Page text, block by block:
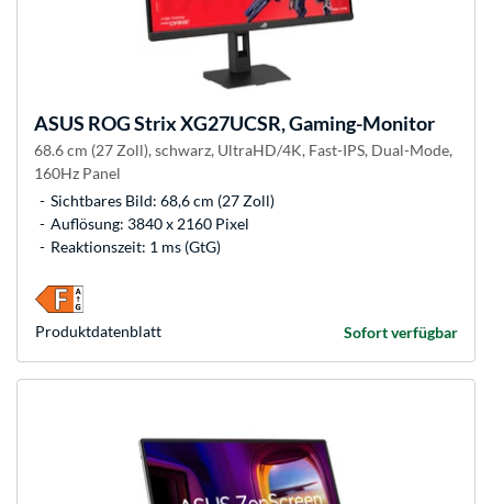
ASUS ROG Strix XG27UCSR, Gaming-Monitor
68.6 cm (27 Zoll), schwarz, UltraHD/4K, Fast-IPS, Dual-Mode,
160Hz Panel
Sichtbares Bild: 68,6 cm (27 Zoll)
Auflösung: 3840 x 2160 Pixel
Reaktionszeit: 1 ms (GtG)
Sofort verfügbar
Produkt­datenblatt